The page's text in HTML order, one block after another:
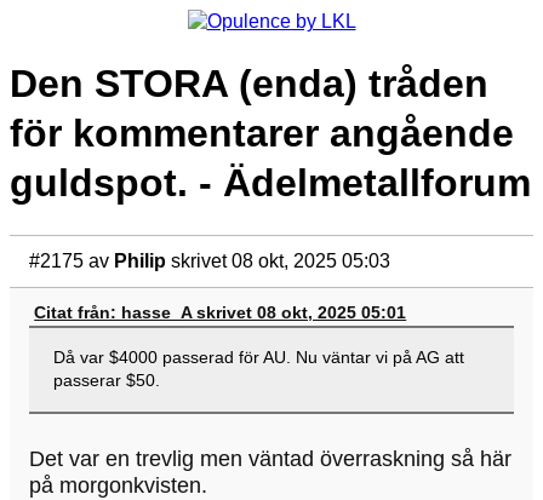
Den STORA (enda) tråden
för kommentarer angående
guldspot. - Ädelmetallforum
#2175 av Philip skrivet 08 okt, 2025 05:03
Citat från: hasse_A skrivet 08 okt, 2025 05:01
Då var $4000 passerad för AU. Nu väntar vi på AG att
passerar $50.
Det var en trevlig men väntad överraskning så här
på morgonkvisten.